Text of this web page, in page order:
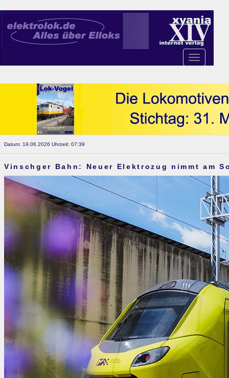
Toggle
navigation
Datum: 19.06.2026 Uhrzeit: 07:39
Vinschger Bahn: Neuer Elektrozug nimmt am